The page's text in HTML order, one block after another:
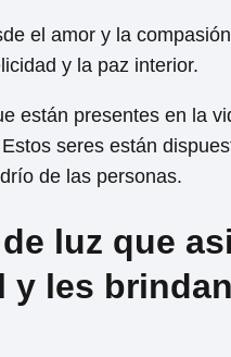
el amor y la
y la paz interior.
están presentes en la
seres están
de las personas.
luz que
y les